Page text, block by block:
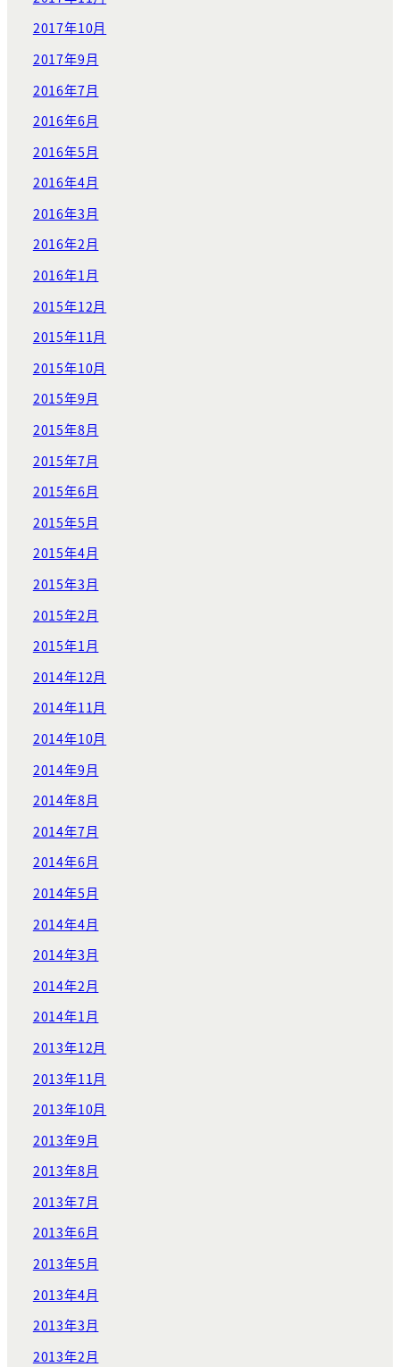
2017年10月
2017年9月
2016年7月
2016年6月
2016年5月
2016年4月
2016年3月
2016年2月
2016年1月
2015年12月
2015年11月
2015年10月
2015年9月
2015年8月
2015年7月
2015年6月
2015年5月
2015年4月
2015年3月
2015年2月
2015年1月
2014年12月
2014年11月
2014年10月
2014年9月
2014年8月
2014年7月
2014年6月
2014年5月
2014年4月
2014年3月
2014年2月
2014年1月
2013年12月
2013年11月
2013年10月
2013年9月
2013年8月
2013年7月
2013年6月
2013年5月
2013年4月
2013年3月
2013年2月